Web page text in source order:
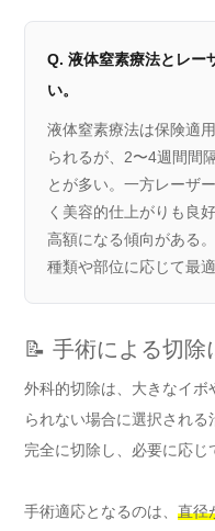
Q. 液体窒素療法とレー
い。
液体窒素療法は保険適
られるが、2〜4週間間
とが多い。一方レーザ
く美容的仕上がりも良
高額になる傾向がある
種類や部位に応じて最
📝 手術による切除
外科的切除は、大きなイ
られない場合に選択され
完全に切除し、必要に応じ
手術適応となるのは、 直径